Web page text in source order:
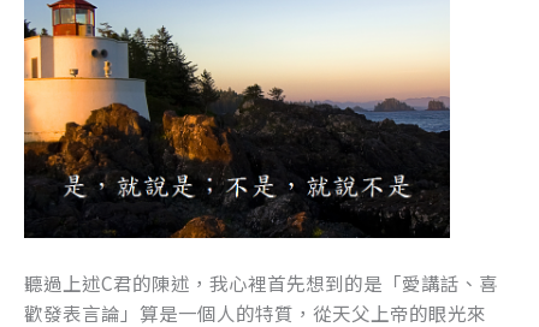
聽過上述C君的陳述，我心裡首先想到的是「愛講話、喜
歡發表言論」算是一個人的特質，從天父上帝的眼光來